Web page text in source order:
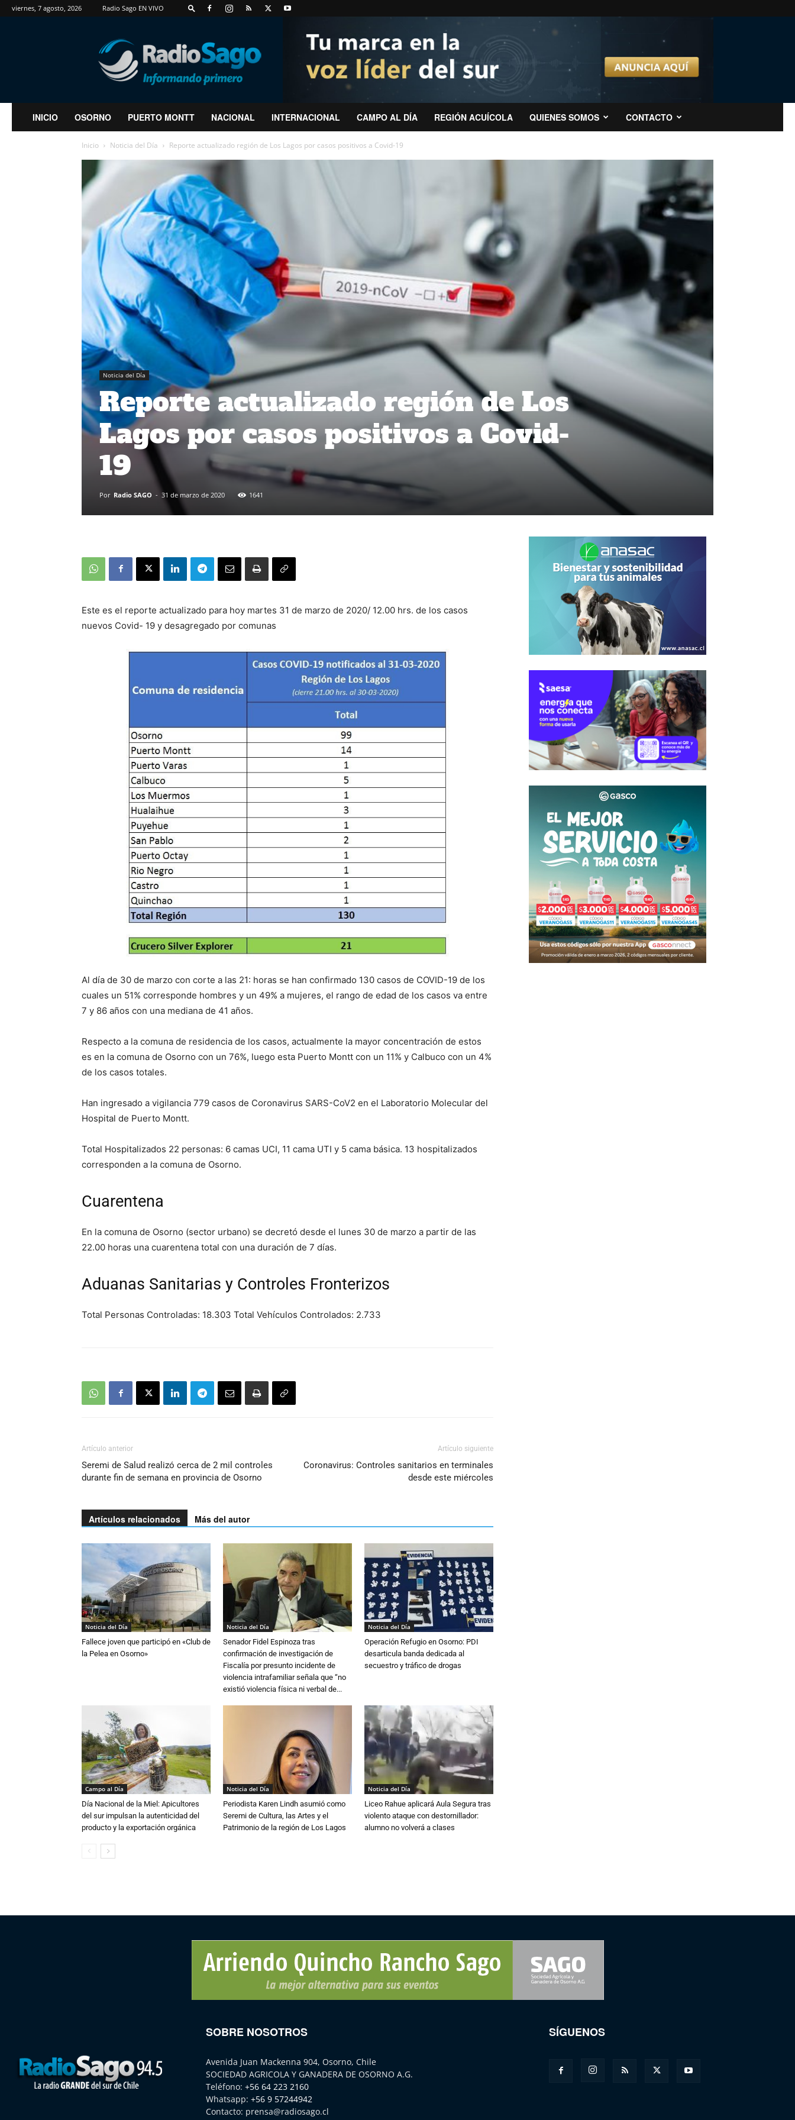
viernes, 7 agosto, 2026 Radio Sago EN VIVO
RadioSago
INICIO OSORNO PUERTO MONTT NACIONAL INTERNACIONAL CAMPO AL DÍA REGIÓN ACUÍCOLA QUIENES SOMOS CONTACTO
Inicio Noticia del Día Reporte actualizado región de Los Lagos por casos positivos a Covid-19
Noticia del Día
Reporte actualizado región de Los
Lagos por casos positivos a Covid-
19
Por Radio SAGO - 31 de marzo de 2020 1641
Este es el reporte actualizado para hoy martes 31 de marzo de 2020/ 12.00 hrs. de los casos
nuevos Covid- 19 y desagregado por comunas
Al día de 30 de marzo con corte a las 21: horas se han confirmado 130 casos de COVID-19 de los
cuales un 51% corresponde hombres y un 49% a mujeres, el rango de edad de los casos va entre
7 y 86 años con una mediana de 41 años.
Respecto a la comuna de residencia de los casos, actualmente la mayor concentración de estos
es en la comuna de Osorno con un 76%, luego esta Puerto Montt con un 11% y Calbuco con un 4%
de los casos totales.
Han ingresado a vigilancia 779 casos de Coronavirus SARS-CoV2 en el Laboratorio Molecular del
Hospital de Puerto Montt.
Total Hospitalizados 22 personas: 6 camas UCI, 11 cama UTI y 5 cama básica. 13 hospitalizados
corresponden a la comuna de Osorno.
Cuarentena
En la comuna de Osorno (sector urbano) se decretó desde el lunes 30 de marzo a partir de las
22.00 horas una cuarentena total con una duración de 7 días.
Aduanas Sanitarias y Controles Fronterizos
Total Personas Controladas: 18.303 Total Vehículos Controlados: 2.733
Artículo anterior
Seremi de Salud realizó cerca de 2 mil controles
durante fin de semana en provincia de Osorno
Artículo siguiente
Coronavirus: Controles sanitarios en terminales
desde este miércoles
Artículos relacionados Más del autor
Noticia del Día
Fallece joven que participó en «Club de
la Pelea en Osorno»
Noticia del Día
Senador Fidel Espinoza tras
confirmación de investigación de
Fiscalía por presunto incidente de
violencia intrafamiliar señala que “no
existió violencia física ni verbal de...
Noticia del Día
Operación Refugio en Osorno: PDI
desarticula banda dedicada al
secuestro y tráfico de drogas
Campo al Día
Día Nacional de la Miel: Apicultores
del sur impulsan la autenticidad del
producto y la exportación orgánica
Noticia del Día
Periodista Karen Lindh asumió como
Seremi de Cultura, las Artes y el
Patrimonio de la región de Los Lagos
Noticia del Día
Liceo Rahue aplicará Aula Segura tras
violento ataque con destornillador:
alumno no volverá a clases
SOBRE NOSOTROS
Avenida Juan Mackenna 904, Osorno, Chile
SOCIEDAD AGRICOLA Y GANADERA DE OSORNO A.G.
Teléfono: +56 64 223 2160
Whatsapp: +56 9 57244942
Contacto: prensa@radiosago.cl
SÍGUENOS